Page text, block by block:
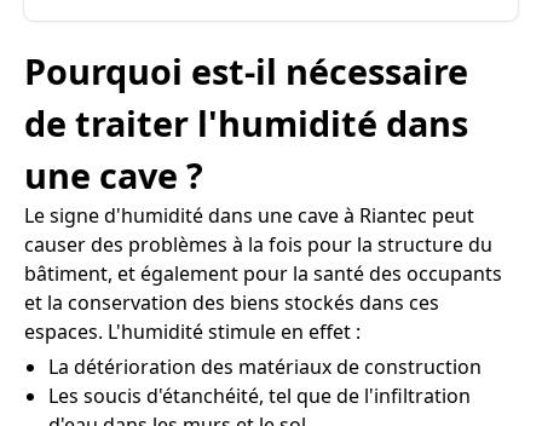
Pourquoi est-il nécessaire
de traiter l'humidité dans
une cave ?
Le signe d'humidité dans une cave à Riantec peut
causer des problèmes à la fois pour la structure du
bâtiment, et également pour la santé des occupants
et la conservation des biens stockés dans ces
espaces. L'humidité stimule en effet :
La détérioration des matériaux de construction
Les soucis d'étanchéité, tel que de l'infiltration